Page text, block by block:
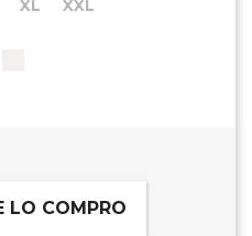
XL XXL
LO COMPRO